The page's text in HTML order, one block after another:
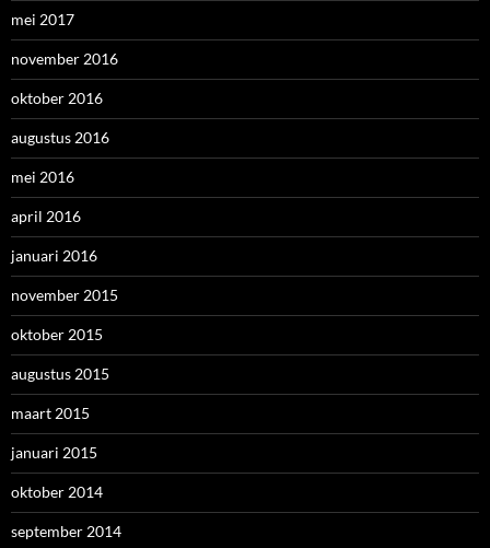
mei 2017
november 2016
oktober 2016
augustus 2016
mei 2016
april 2016
januari 2016
november 2015
oktober 2015
augustus 2015
maart 2015
januari 2015
oktober 2014
september 2014